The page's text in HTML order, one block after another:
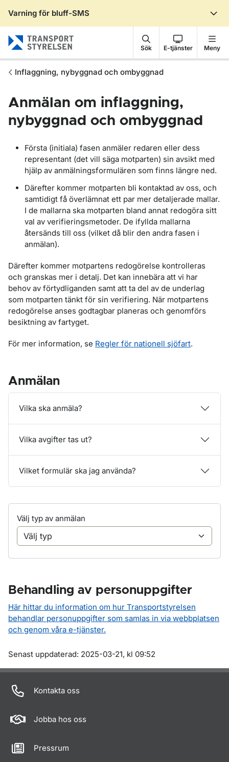
Varning för bluff-SMS
Sök E-tjänster Meny
Inflaggning, nybyggnad och ombyggnad
Anmälan om inflaggning,
nybyggnad och ombyggnad
Första (initiala) fasen anmäler redaren eller dess
representant (det vill säga motparten) sin avsikt med
hjälp av anmälningsformulären som finns längre ned.
Därefter kommer motparten bli kontaktad av oss, och
samtidigt få överlämnat ett par mer detaljerade mallar.
I de mallarna ska motparten bland annat redogöra sitt
val av verifieringsmetoder. De ifyllda mallarna
återsänds till oss (vilket då blir den andra fasen i
anmälan).
Därefter kommer motpartens redogörelse kontrolleras
och granskas mer i detalj. Det kan innebära att vi har
behov av förtydliganden samt att ta del av de underlag
som motparten tänkt för sin verifiering. När motpartens
redogörelse anses godtagbar planeras och genomförs
besiktning av fartyget.
För mer information, se Regler för nationell sjöfart.
Anmälan
Vilka ska anmäla?
Vilka avgifter tas ut?
Vilket formulär ska jag använda?
Välj typ av anmälan
Behandling av personuppgifter
Här hittar du information om hur Transportstyrelsen
behandlar personuppgifter som samlas in via webbplatsen
och genom våra e-tjänster.
Om sidan
Senast uppdaterad: 2025-03-21, kl 09:52
Kontakta oss
Jobba hos oss
Pressrum